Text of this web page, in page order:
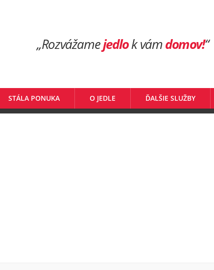
„Rozvážamejedlok vámdomov!“
STÁLA PONUKA O JEDLE ĎALŠIE SLUŽBY